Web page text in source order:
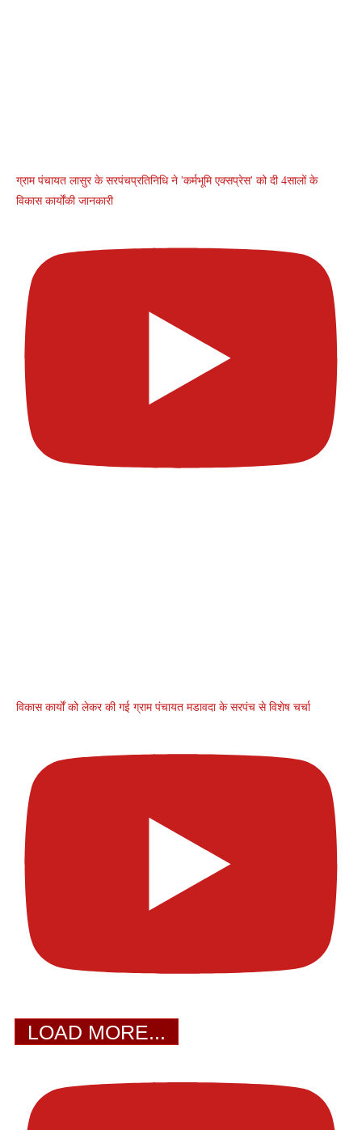
ग्राम पंचायत लासुर के सरपंचप्रतिनिधि ने 'कर्मभूमि एक्सप्रेस' को दी 4सालों के
विकास कार्योंकी जानकारी
विकास कार्यों को लेकर की गई ग्राम पंचायत मडावदा के सरपंच से विशेष चर्चा
LOAD MORE...